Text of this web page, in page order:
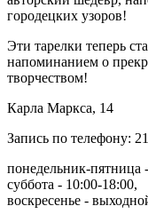
городецких узоров!
Эти тарелки теперь
напоминанием о
творчеством!
Карла Маркса, 14
Запись по телефону:
понедельник-пятница
суббота - 10:00-18:00,
воскресенье -